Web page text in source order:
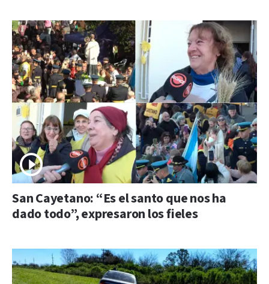
San Cayetano: “Es el santo que nos ha
dado todo”, expresaron los fieles